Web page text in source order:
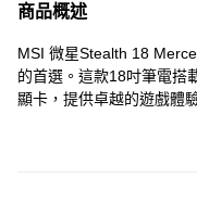
商品概述
MSI 微星Stealth 18
的首選。這款18吋筆電搭
顯卡，提供卓越的遊戲體
呈現細膩生動的畫面，讓